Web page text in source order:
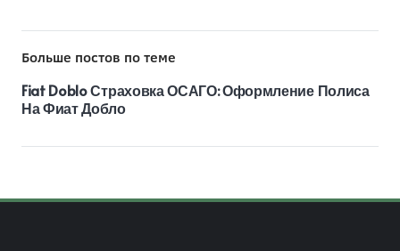
Больше постов по теме
Fiat Doblo Страховка ОСАГО: Оформление Полиса
На Фиат Добло